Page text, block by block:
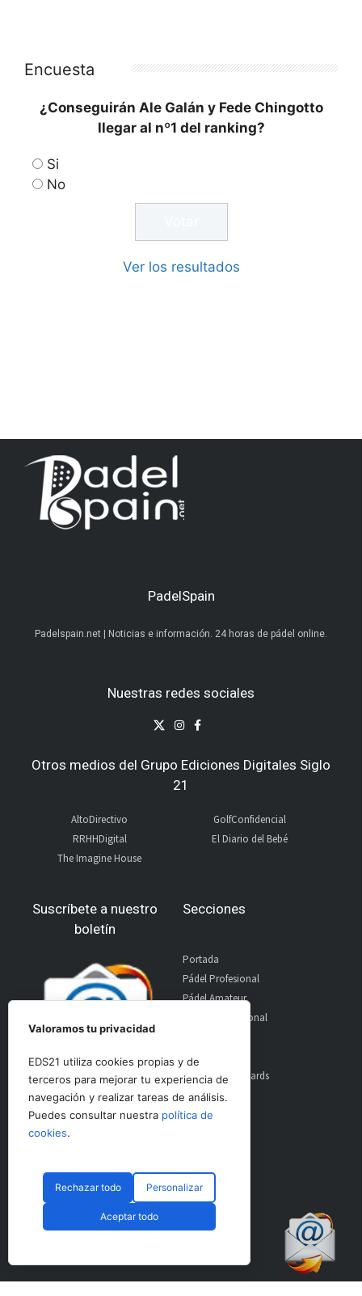
Encuesta
¿Conseguirán Ale Galán y Fede Chingotto
llegar al nº1 del ranking?
Si
No
Ver los resultados
PadelSpain
Padelspain.net | Noticias e información. 24 horas de pádel online.
Nuestras redes sociales
Otros medios del Grupo Ediciones Digitales Siglo
21
AltoDirectivo
RRHHDigital
The Imagine House
GolfConfidencial
El Diario del Bebé
Suscríbete a nuestro
boletín
Secciones
Portada
Pádel Profesional
Pádel Amateur
Pádel Internacional
Material
World Padel Awards
Contacto
Publicidad
© CopyRight 2024 PadelSpain
Valoramos tu privacidad
EDS21 utiliza cookies propias y de
terceros para mejorar tu experiencia de
navegación y realizar tareas de análisis.
Puedes consultar nuestra política de
cookies.
Rechazar todo Personalizar
Aceptar todo